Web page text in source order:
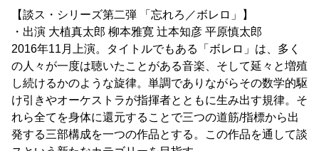
【談ス・シリーズ第二弾 「忘れろ／ボレロ」】
・出演 大植真太郎 柳本雅寛 辻本知彦 平原慎太郎
2016年11月上演。タイトルでもある「ボレロ」は、多く
の人々が一度は聴いたことがある音楽、そして延々と増殖
し続けるかのような旋律。単調でありながらその数学的駆
け引きやオーケストラが指揮者とともに生み出す規律。そ
れら全てを身体に還元することで三つの道筋/指標から出
発する三部構成を一つの作品とする。この作品を通して談